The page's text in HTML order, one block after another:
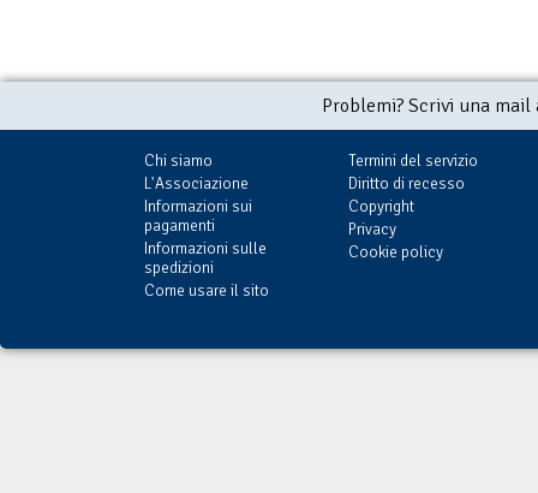
Problemi? Scrivi una
Chi siamo
L'Associazione
Informazioni sui
pagamenti
Informazioni sulle
spedizioni
Come usare il sito
Termini del servizio
Diritto di recesso
Copyright
Privacy
Cookie policy